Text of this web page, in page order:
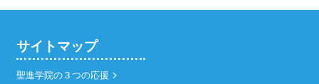
サイトマップ
聖進学院の３つの応援